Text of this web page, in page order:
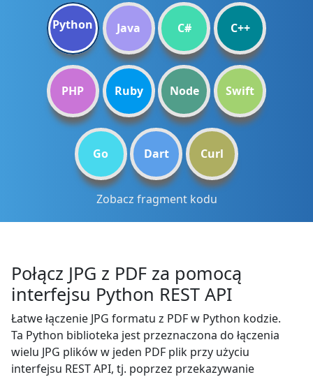
Python Java C# C++
PHP Ruby Node Swift
Go Dart Curl
Zobacz fragment kodu
Połącz JPG z PDF za pomocą
interfejsu Python REST API
Łatwe łączenie JPG formatu z PDF w Python kodzie.
Ta Python biblioteka jest przeznaczona do łączenia
wielu JPG plików w jeden PDF plik przy użyciu
interfejsu REST API, tj. poprzez przekazywanie